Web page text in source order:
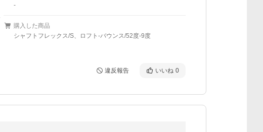
-
購入した商品
シャフトフレックス/S、ロフト-バウンス/52度-9度
違反報告 いいね 0